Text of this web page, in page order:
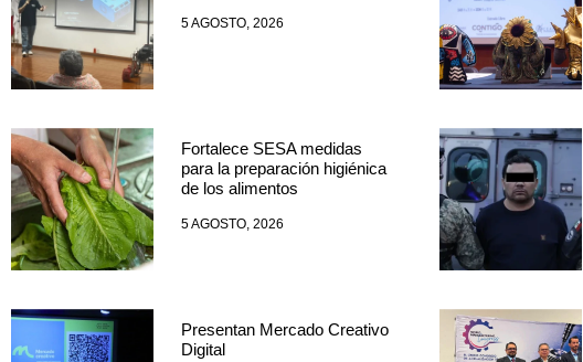
5 AGOSTO, 2026
Fortalece SESA medidas
para la preparación higiénica
de los alimentos
5 AGOSTO, 2026
Presentan Mercado Creativo
Digital